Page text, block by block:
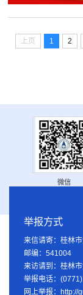
上页 1 2
微信
举报方式
来信请寄：桂林
邮编：541004
来访请到：桂林
举报电话：
网上举报：http://